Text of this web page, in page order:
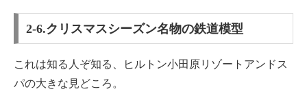
2-6.クリスマスシーズン名物の鉄道模型
これは知る人ぞ知る、ヒルトン小田原リゾートアンドス
パの大きな見どころ。